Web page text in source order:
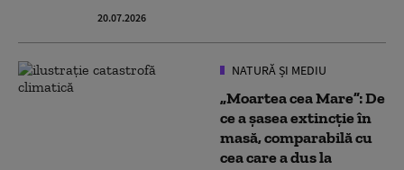
20.07.2026
NATURĂ ȘI MEDIU
„Moartea cea Mare”: De
ce a șasea extincție în
masă, comparabilă cu
cea care a dus la